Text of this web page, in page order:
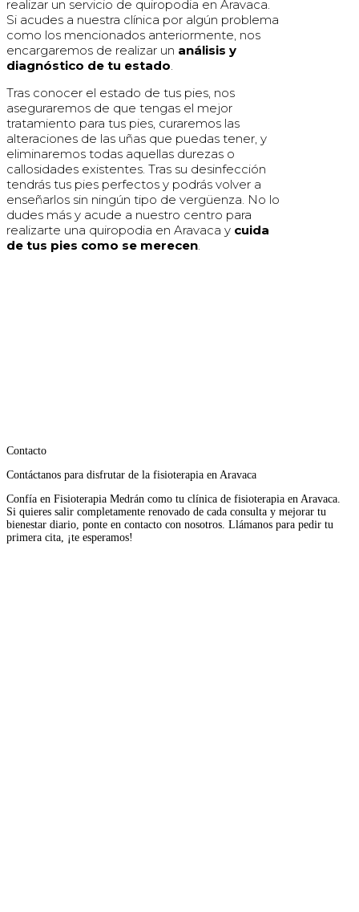
realizar un servicio de quiropodia en Aravaca.
Si acudes a nuestra clínica por algún problema
como los mencionados anteriormente, nos
encargaremos de realizar un análisis y
diagnóstico de tu estado.
Tras conocer el estado de tus pies, nos
aseguraremos de que tengas el mejor
tratamiento para tus pies, curaremos las
alteraciones de las uñas que puedas tener, y
eliminaremos todas aquellas durezas o
callosidades existentes. Tras su desinfección
tendrás tus pies perfectos y podrás volver a
enseñarlos sin ningún tipo de vergüenza. No lo
dudes más y acude a nuestro centro para
realizarte una quiropodia en Aravaca y cuida
de tus pies como se merecen.
Contacto
Contáctanos para disfrutar de la fisioterapia en Aravaca
Confía en Fisioterapia Medrán como tu clínica de fisioterapia en Aravaca.
Si quieres salir completamente renovado de cada consulta y mejorar tu
bienestar diario, ponte en contacto con nosotros. Llámanos para pedir tu
primera cita, ¡te esperamos!